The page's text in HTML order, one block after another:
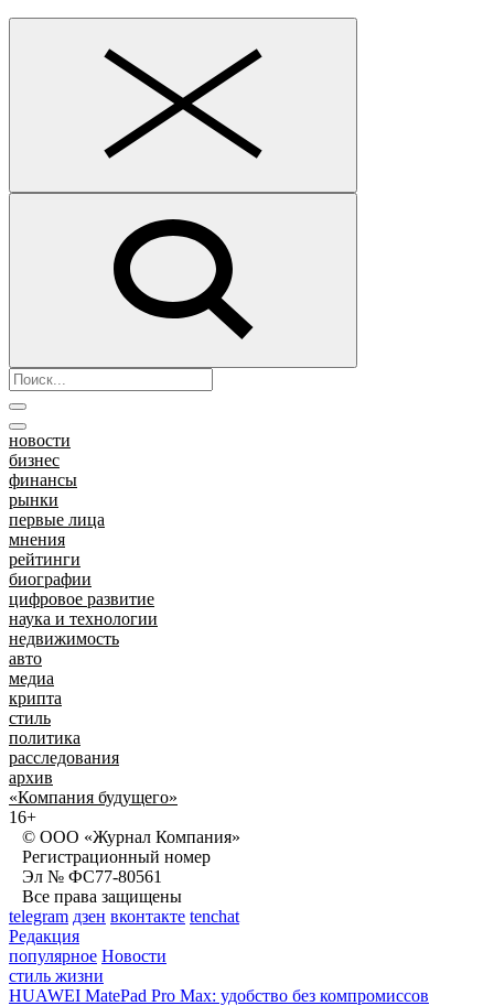
новости
бизнес
финансы
рынки
первые лица
мнения
рейтинги
биографии
цифровое развитие
наука и технологии
недвижимость
авто
медиа
крипта
стиль
политика
расследования
архив
«Компания будущего»
16+
© ООО «Журнал Компания»
Регистрационный номер
Эл № ФС77-80561
Все права защищены
telegram дзен вконтакте tenchat
Редакция
популярное Новости
стиль жизни
HUAWEI MatePad Pro Max: удобство без компромиссов